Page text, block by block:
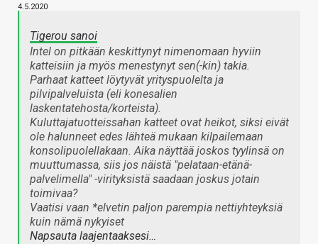
4.5.2020
Tigerou sanoi
Intel on pitkään keskittynyt nimenomaan hyviin
katteisiin ja myös menestynyt sen(-kin) takia.
Parhaat katteet löytyvät yrityspuolelta ja
pilvipalveluista (eli konesalien
laskentatehosta/korteista).
Kuluttajatuotteissahan katteet ovat heikot, siksi eivät
ole halunneet edes lähteä mukaan kilpailemaan
konsolipuolellakaan. Aika näyttää joskos tyylinsä on
muuttumassa, siis jos näistä "pelataan-etänä-
palvelimella" -virityksistä saadaan joskus jotain
toimivaa?
Vaatisi vaan *elvetin paljon parempia nettiyhteyksiä
kuin nämä nykyiset
Napsauta laajentaaksesi…